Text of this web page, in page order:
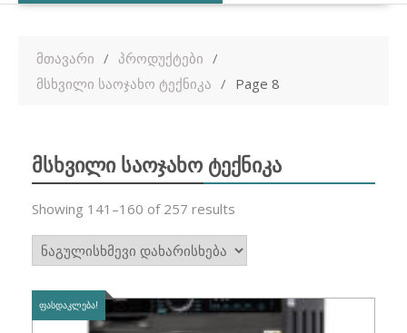
მთავარი
პროდუქტები
მსხვილი საოჯახო ტექნიკა
Page 8
მსხვილი საოჯახო ტექნიკა
Showing 141–160 of 257 results
ᲤᲐᲡᲓᲐᲙᲚᲔᲑᲐ!